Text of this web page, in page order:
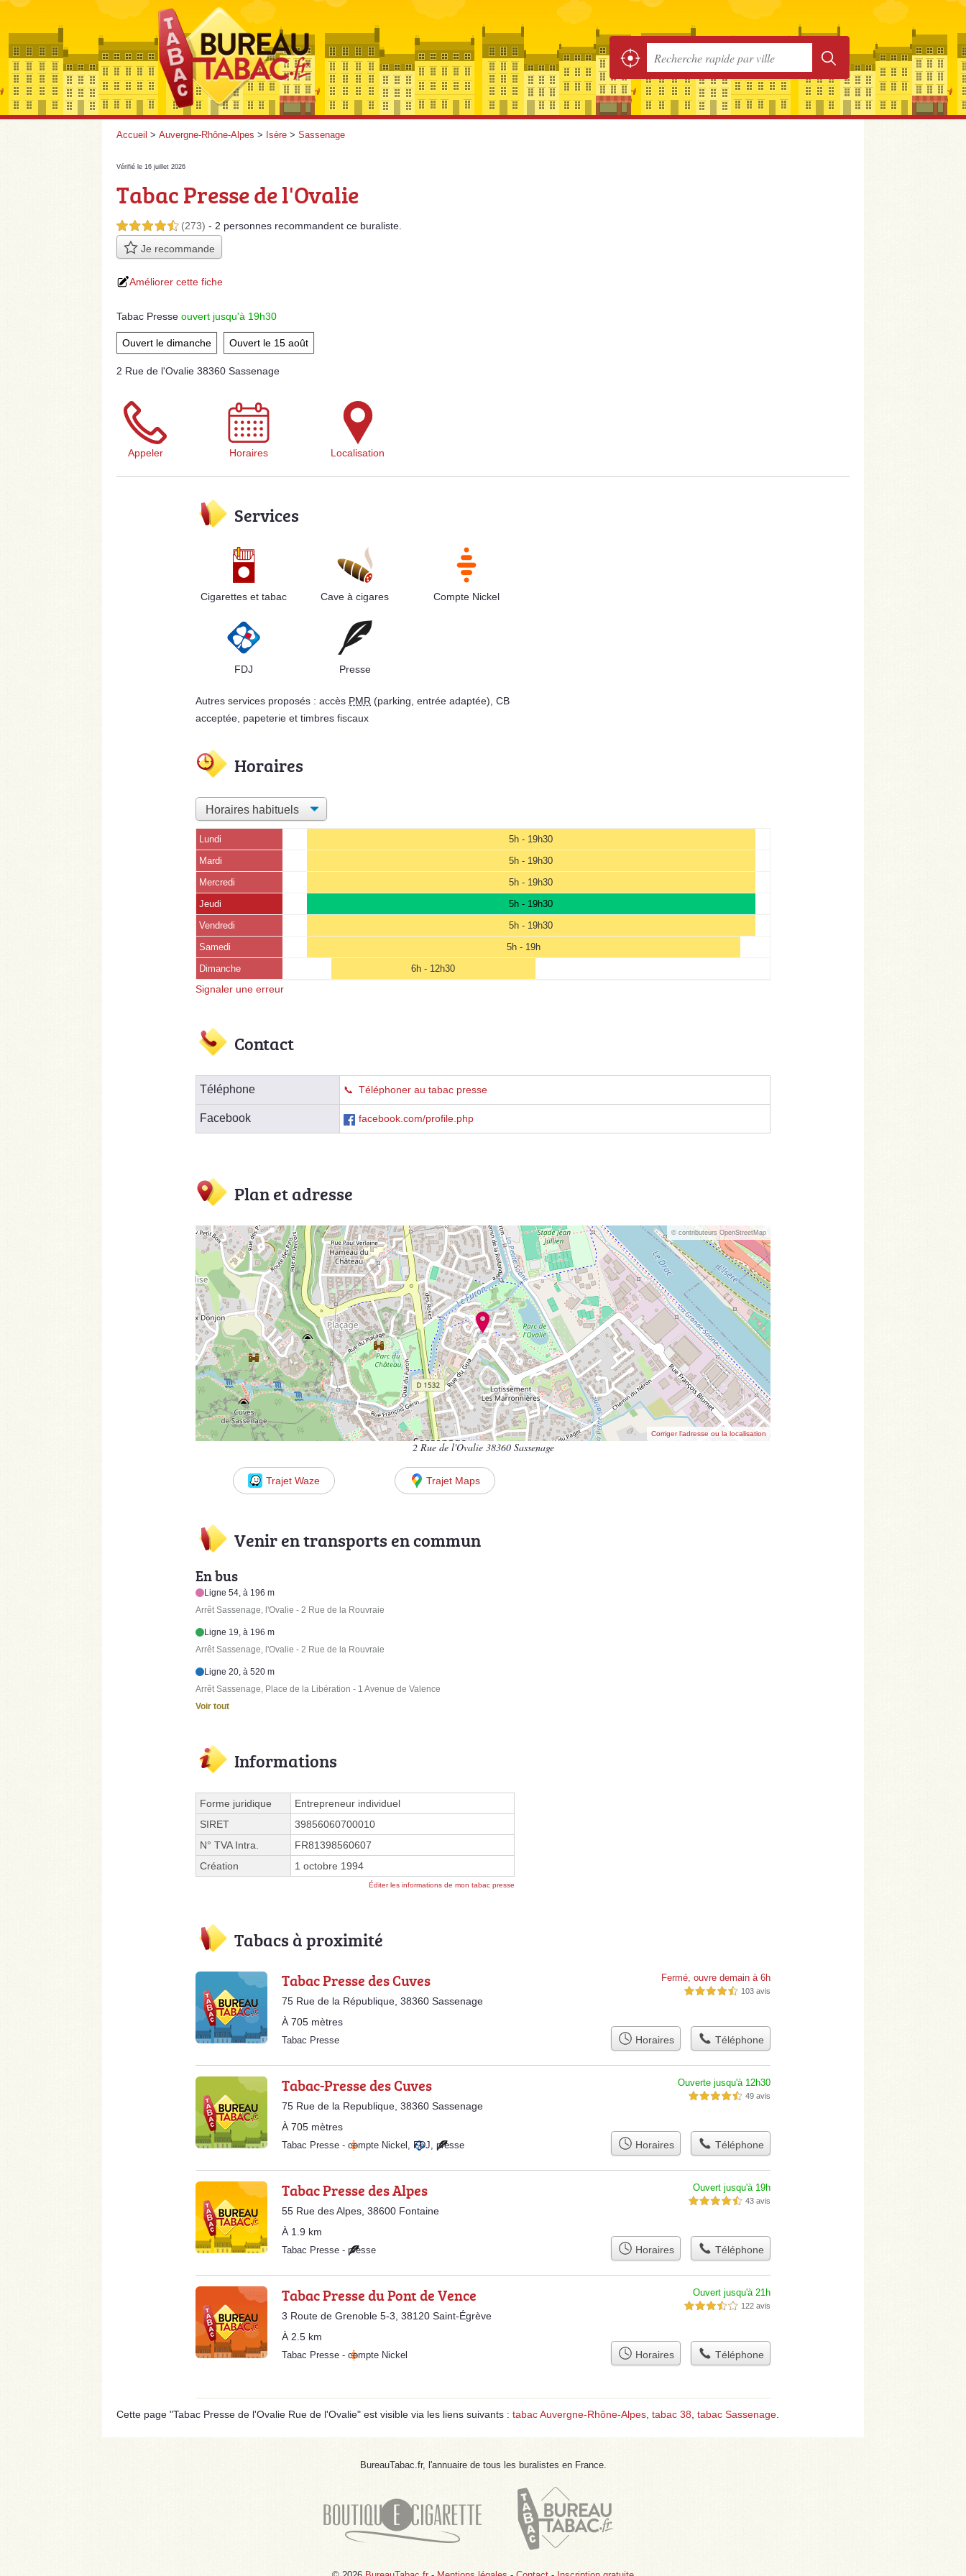
Accueil > Auvergne-Rhône-Alpes > Isère > Sassenage
Vérifié le 16 juillet 2026
Tabac Presse de l'Ovalie
4,5 étoiles sur 5 (273) - 2 personnes recommandent ce buraliste.
Je recommande
Améliorer cette fiche
Tabac Presse ouvert jusqu'à 19h30
Ouvert le dimanche Ouvert le 15 août
2 Rue de l'Ovalie 38360 Sassenage
Appeler Horaires Localisation
Services
Cigarettes et tabac Cave à cigares Compte Nickel
FDJ Presse
Autres services proposés : accès PMR (parking, entrée adaptée), CB
acceptée, papeterie et timbres fiscaux
Horaires
Lundi 5h - 19h30
Mardi 5h - 19h30
Mercredi 5h - 19h30
Jeudi 5h - 19h30
Vendredi 5h - 19h30
Samedi 5h - 19h
Dimanche 6h - 12h30
Signaler une erreur
Contact
Téléphone Téléphoner au tabac presse
Facebook facebook.com/profile.php
Plan et adresse
© contributeurs OpenStreetMap
Corriger l’adresse ou la localisation
2 Rue de l'Ovalie 38360 Sassenage
Trajet Waze Trajet Maps
Venir en transports en commun
En bus
Ligne 54, à 196 m
Arrêt Sassenage, l'Ovalie - 2 Rue de la Rouvraie
Ligne 19, à 196 m
Arrêt Sassenage, l'Ovalie - 2 Rue de la Rouvraie
Ligne 20, à 520 m
Arrêt Sassenage, Place de la Libération - 1 Avenue de Valence
Voir tout
Informations
Forme juridique
Entrepreneur individuel
SIRET
39856060700010
N° TVA Intra.
FR81398560607
Création
1 octobre 1994
Éditer les informations de mon tabac presse
Tabacs à proximité
Tabac Presse des Cuves
75 Rue de la République, 38360 Sassenage
À 705 mètres
Fermé, ouvre demain à 6h
4,5 étoiles sur 5 103 avis
Tabac Presse Horaires Téléphone
Tabac-Presse des Cuves
75 Rue de la Republique, 38360 Sassenage
À 705 mètres
Ouverte jusqu'à 12h30
4,5 étoiles sur 5 49 avis
Tabac Presse - compte Nickel FDJ presse Horaires Téléphone
Tabac Presse des Alpes
55 Rue des Alpes, 38600 Fontaine
À 1.9 km
Ouvert jusqu'à 19h
4,5 étoiles sur 5 43 avis
Tabac Presse - presse Horaires Téléphone
Tabac Presse du Pont de Vence
3 Route de Grenoble 5-3, 38120 Saint-Égrève
À 2.5 km
Ouvert jusqu'à 21h
3,5 étoiles sur 5 122 avis
Tabac Presse - compte Nickel Horaires Téléphone
Cette page "Tabac Presse de l'Ovalie Rue de l'Ovalie" est visible via les liens suivants : tabac Auvergne-Rhône-Alpes tabac 38 tabac Sassenage
BureauTabac.fr, l'annuaire de tous les buralistes en France.